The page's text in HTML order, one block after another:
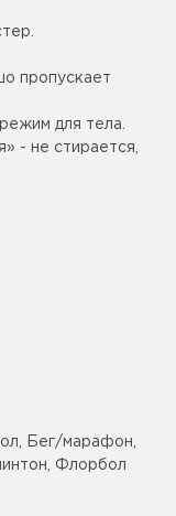
пропускает
для тела.
- не стирается,
Бег/марафон,
Флорбол